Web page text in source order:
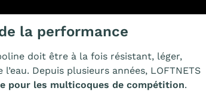
la performance
doit être à la fois résistant, léger,
Depuis plusieurs années, LOFTNETS
pour les multicoques de compétition.